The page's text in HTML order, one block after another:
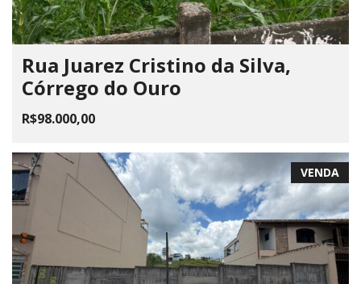
Rua Juarez Cristino da Silva,
Córrego do Ouro
R$98.000,00
VENDA